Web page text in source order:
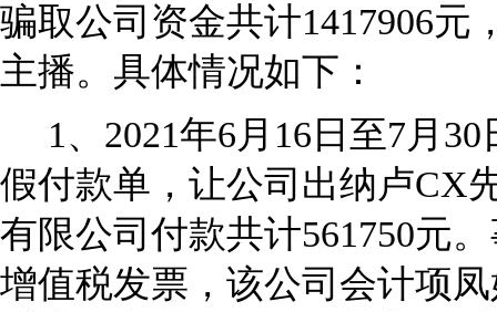
骗取公司资金共计1417906元
主播。具体情况如下：
1、2021年6月16日至7月
假付款单，让公司出纳卢CX
有限公司付款共计561750元
增值税发票，该公司会计项